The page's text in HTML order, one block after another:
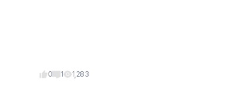
0 1 1,283